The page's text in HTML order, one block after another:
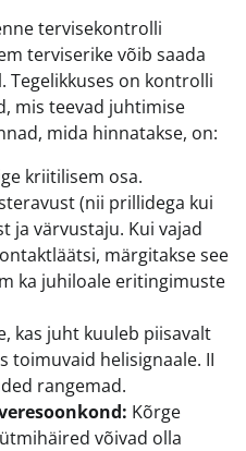
tervisekontrolli
terviserike võib saada
Tegelikkuses on kontrolli
mis teevad juhtimise
mida hinnatakse, on:
kriitilisem osa.
(nii prillidega kui
ja värvustaju. Kui vajad
märgitakse see
ka juhiloale eritingimuste
kas juht kuuleb piisavalt
toimuvaid helisignaale. II
rangemad.
Kõrge
võivad olla